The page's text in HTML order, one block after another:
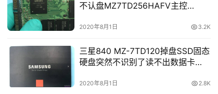
不认盘MZ7TD256HAFV主控
2020年8月1日 3.2K
三星840 MZ-7TD120掉盘SSD固态
硬盘突然不识别了读不出数据卡
2020年8月1日 2.8K